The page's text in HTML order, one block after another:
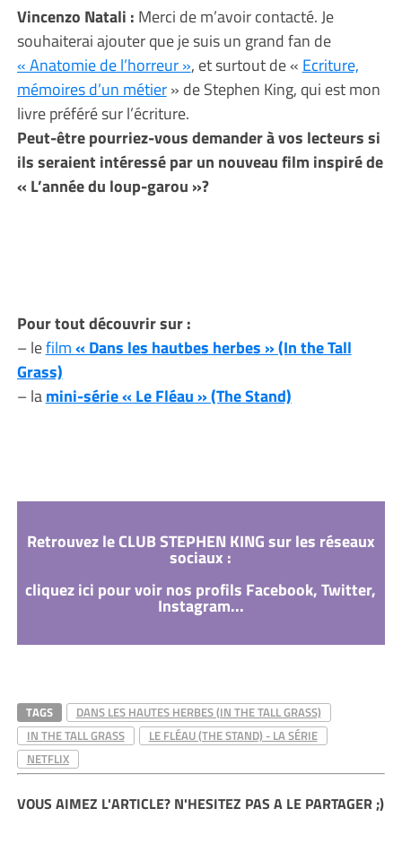
Vincenzo Natali : Merci de m’avoir contacté. Je
souhaiterai ajouter que je suis un grand fan de
« Anatomie de l’horreur », et surtout de « Ecriture,
mémoires d’un métier» de Stephen King, qui est mon
livre préféré sur l’écriture.
Peut-être pourriez-vous demander à vos lecteurs si
ils seraient intéressé par un nouveau film inspiré de
« L’année du loup-garou »?
Pour tout découvrir sur :
– lefilm« Dans les hautbes herbes » (In the Tall
Grass)
– lamini-série « Le Fléau » (The Stand)
Retrouvez le CLUB STEPHEN KING sur les réseaux
sociaux :
cliquez ici pour voir nos profils Facebook, Twitter,
Instagram...
TAGS
DANS LES HAUTES HERBES (IN THE TALL GRASS)
IN THE TALL GRASS
LE FLÉAU (THE STAND) - LA SÉRIE
NETFLIX
VOUS AIMEZ L'ARTICLE? N'HESITEZ PAS A LE PARTAGER ;)